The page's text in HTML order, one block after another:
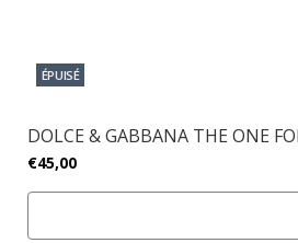
ÉPUISÉ
DOLCE & GABBANA THE ONE
€45,00